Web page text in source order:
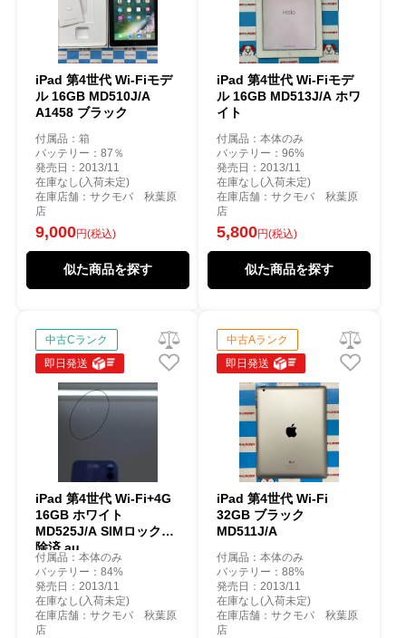
iPad 第4世代 Wi-Fiモデ
ル 16GB MD510J/A
A1458 ブラック
付属品：箱
バッテリー：87％
発売日：2013/11
在庫なし(入荷未定)
在庫店舗：サクモバ 秋葉原
店
9,000円(税込)
似た商品を探す
iPad 第4世代 Wi-Fiモデ
ル 16GB MD513J/A ホワ
イト
付属品：本体のみ
バッテリー：96%
発売日：2013/11
在庫なし(入荷未定)
在庫店舗：サクモバ 秋葉原
店
5,800円(税込)
似た商品を探す
中古Cランク
即日発送
iPad 第4世代 Wi-Fi+4G
16GB ホワイト
MD525J/A SIMロック解
除済 au
付属品：本体のみ
バッテリー：84%
発売日：2013/11
在庫なし(入荷未定)
在庫店舗：サクモバ 秋葉原
店
中古Aランク
即日発送
iPad 第4世代 Wi-Fi
32GB ブラック
MD511J/A
付属品：本体のみ
バッテリー：88%
発売日：2013/11
在庫なし(入荷未定)
在庫店舗：サクモバ 秋葉原
店